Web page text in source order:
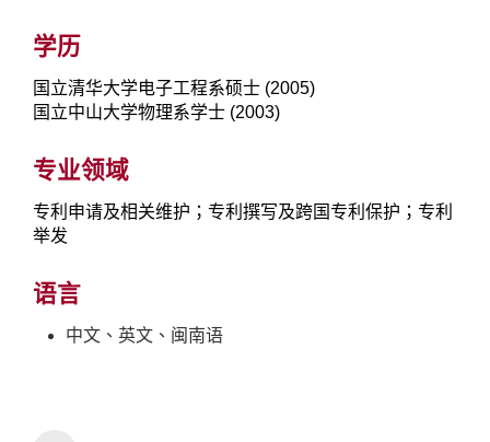
学历
国立清华大学电子工程系硕士 (2005)
国立中山大学物理系学士 (2003)
专业领域
专利申请及相关维护；专利撰写及跨国专利保护；专利
举发
语言
中文、英文、闽南语